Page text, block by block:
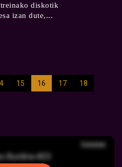
diskotik
izan dute,...
15 16 17 18